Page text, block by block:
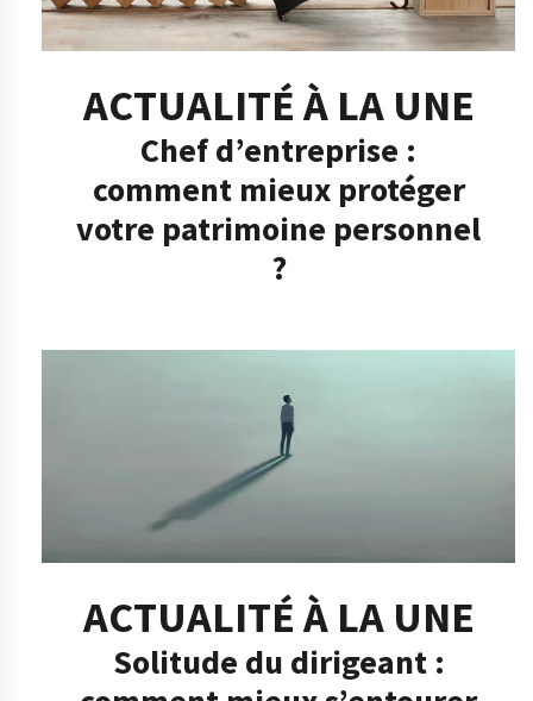
ACTUALITÉ À LA UNE
Chef d’entreprise :
comment mieux protéger
votre patrimoine personnel
?
ACTUALITÉ À LA UNE
Solitude du dirigeant :